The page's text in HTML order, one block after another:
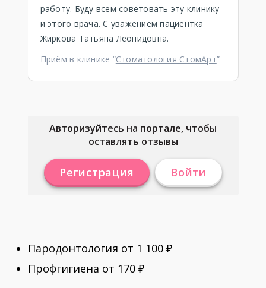
работу. Буду всем советовать эту клинику
и этого врача. С уважением пациентка
Жиркова Татьяна Леонидовна.
Приём в клинике “Стоматология СтомАрт”
Авторизуйтесь на портале, чтобы
оставлять отзывы
Регистрация Войти
Пародонтология от 1 100 ₽
Профгигиена от 170 ₽